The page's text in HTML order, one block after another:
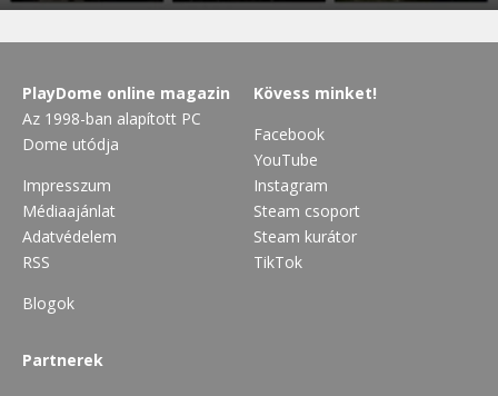
PlayDome online magazin
Az 1998-ban alapított PC
Dome utódja
Impresszum
Médiaajánlat
Adatvédelem
RSS
Blogok
Kövess minket!
Facebook
YouTube
Instagram
Steam csoport
Steam kurátor
TikTok
Partnerek